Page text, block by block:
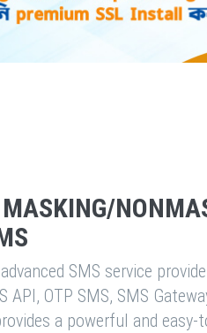
SMS service
API, OTP SMS, SMS
a powerful and easy-